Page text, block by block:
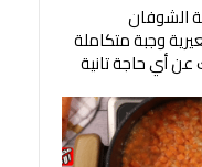
الشوفان
وجبة متكاملة
عن أي حاجة تانية